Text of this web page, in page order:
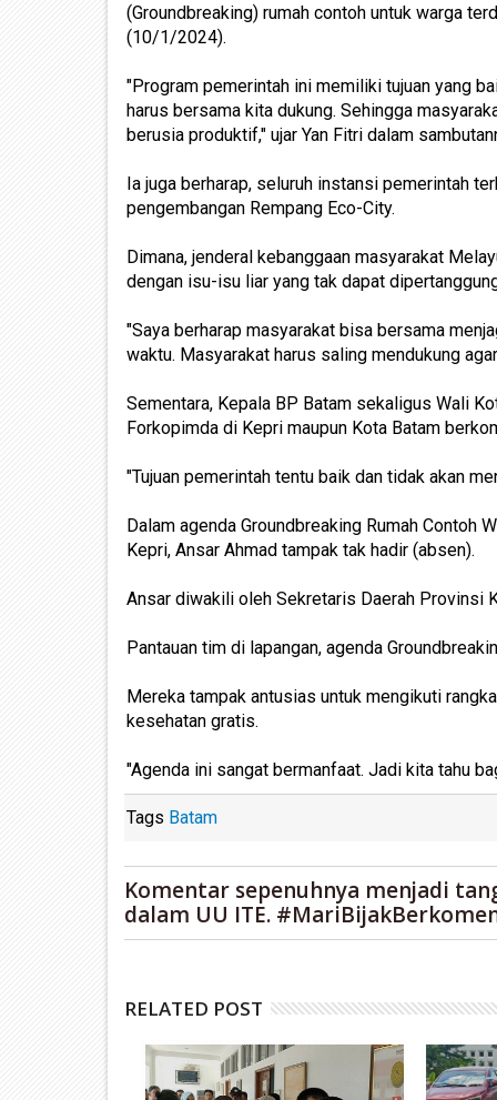
(Groundbreaking) rumah contoh untuk warga
(10/1/2024).
"Program pemerintah ini memiliki tujuan yang
harus bersama kita dukung. Sehingga
berusia produktif," ujar Yan Fitri dalam
Ia juga berharap, seluruh instansi pemerintah
pengembangan Rempang Eco-City.
Dimana, jenderal kebanggaan masyarakat
dengan isu-isu liar yang tak dapat
"Saya berharap masyarakat bisa bersama
waktu. Masyarakat harus saling mendukung
Sementara, Kepala BP Batam sekaligus Wali
Forkopimda di Kepri maupun Kota Batam
"Tujuan pemerintah tentu baik dan tidak akan
Dalam agenda Groundbreaking Rumah Contoh
Kepri, Ansar Ahmad tampak tak hadir (absen).
Ansar diwakili oleh Sekretaris Daerah Provinsi
Pantauan tim di lapangan, agenda
Mereka tampak antusias untuk mengikuti
kesehatan gratis.
"Agenda ini sangat bermanfaat. Jadi kita tahu
Tags Batam
Komentar sepenuhnya menjadi
dalam UU ITE.
RELATED POST